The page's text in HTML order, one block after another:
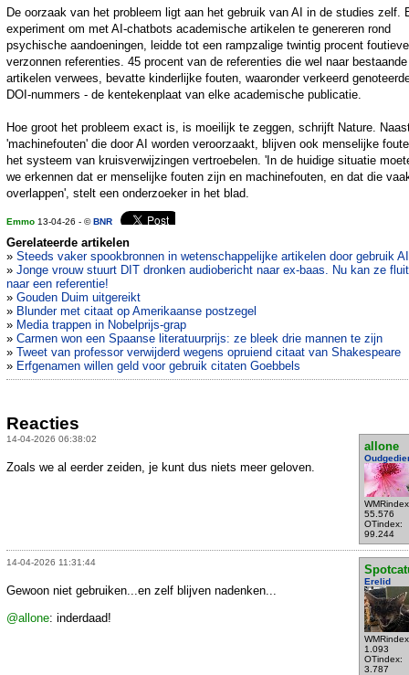
De oorzaak van het probleem ligt aan het gebruik van AI in de studies zelf.
experiment om met AI-chatbots academische artikelen te genereren rond
psychische aandoeningen, leidde tot een rampzalige twintig procent
verzonnen referenties. 45 procent van de referenties die wel naar bestaande
artikelen verwees, bevatte kinderlijke fouten, waaronder verkeerd
DOI-nummers - de kentekenplaat van elke academische publicatie.
Hoe groot het probleem exact is, is moeilijk te zeggen, schrijft Nature.
'machinefouten' die door AI worden veroorzaakt, blijven ook menselijke
het systeem van kruisverwijzingen vertroebelen. 'In de huidige situatie
we erkennen dat er menselijke fouten zijn en machinefouten, en dat die
overlappen', stelt een onderzoeker in het blad.
Emmo 13-04-26 - ©BNR
Gerelateerde artikelen
» Steeds vaker spookbronnen in wetenschappelijke artikelen door gebruik AI
» Jonge vrouw stuurt DIT dronken audiobericht naar ex-baas. Nu kan ze
naar een referentie!
» Gouden Duim uitgereikt
» Blunder met citaat op Amerikaanse postzegel
» Media trappen in Nobelprijs-grap
» Carmen won een Spaanse literatuurprijs: ze bleek drie mannen te zijn
» Tweet van professor verwijderd wegens opruiend citaat van Shakespeare
» Erfgenamen willen geld voor gebruik citaten Goebbels
Reacties
14-04-2026 06:38:02
allone
55.576
OTindex:
99.244
Zoals we al eerder zeiden, je kunt dus niets meer geloven.
14-04-2026 11:31:44
Erelid
1.093
OTindex:
3.787
Gewoon niet gebruiken...en zelf blijven nadenken...
@allone: inderdaad!